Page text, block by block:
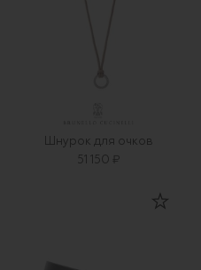
Шнурок для очков
51 150 ₽